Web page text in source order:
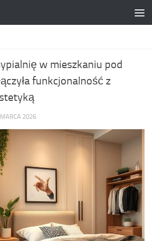
w mieszkaniu pod
funkcjonalność z
2026